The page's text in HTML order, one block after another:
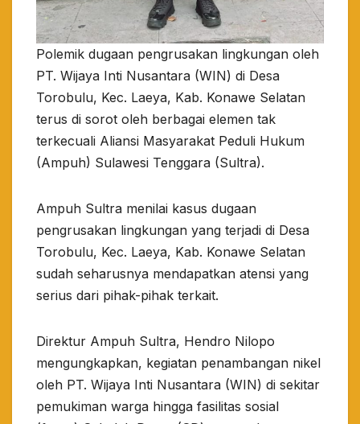
Polemik dugaan pengrusakan lingkungan oleh
PT. Wijaya Inti Nusantara (WIN) di Desa
Torobulu, Kec. Laeya, Kab. Konawe Selatan
terus di sorot oleh berbagai elemen tak
terkecuali Aliansi Masyarakat Peduli Hukum
(Ampuh) Sulawesi Tenggara (Sultra).
Ampuh Sultra menilai kasus dugaan
pengrusakan lingkungan yang terjadi di Desa
Torobulu, Kec. Laeya, Kab. Konawe Selatan
sudah seharusnya mendapatkan atensi yang
serius dari pihak-pihak terkait.
Direktur Ampuh Sultra, Hendro Nilopo
mengungkapkan, kegiatan penambangan nikel
oleh PT. Wijaya Inti Nusantara (WIN) di sekitar
pemukiman warga hingga fasilitas sosial